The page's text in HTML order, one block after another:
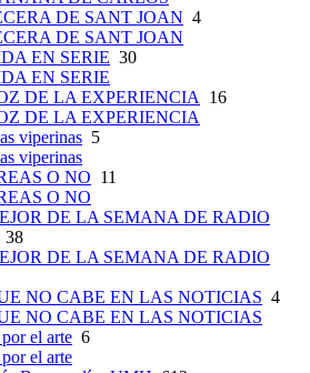
DE SANT JOAN 4
DE SANT JOAN
EN SERIE 30
EN SERIE
DE LA EXPERIENCIA 16
DE LA EXPERIENCIA
viperinas 5
viperinas
O NO 11
O NO
DE LA SEMANA DE RADIO
38
DE LA SEMANA DE RADIO
NO CABE EN LAS NOTICIAS 4
NO CABE EN LAS NOTICIAS
el arte 6
el arte